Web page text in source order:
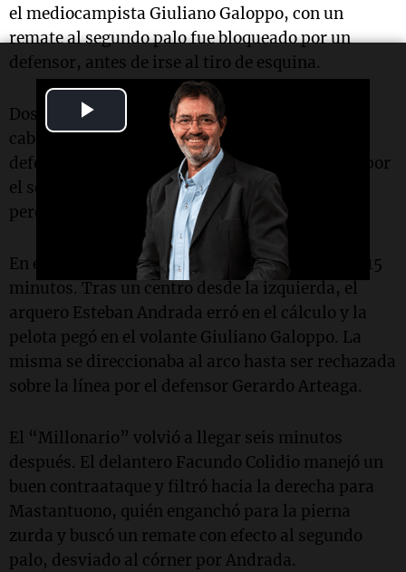
el mediocampista Giuliano Galoppo, con un
remate al segundo palo fue bloqueado por un
defensor, antes de irse al tiro de esquina.
Dos minutos más tarde, un tiro de esquina fue
cabeceado sobre el primer palo y le quedó al
defensor Lucas Martínez Quarta, que apareció por
el segundo y quedó mano a mano con Andrada,
pero su tiro se fue apenas ancho.
En el complemento, River se acercó al gol a los 15
minutos. Tras un centro desde la izquierda, el
arquero Esteban Andrada erró en el cálculo y la
pelota pegó en el volante Giuliano Galoppo. La
misma se direccionaba al arco hasta ser rechazada
sobre la línea por el defensor Gerardo Arteaga.
El “Millonario” volvió a llegar seis minutos
después. El delantero Facundo Colidio manejó un
buen contraataque y filtró hacia la derecha para
Mastantuono, quién enganchó para la pierna
zurda y buscó un remate con efecto al segundo
palo, desviado al córner por Andrada.